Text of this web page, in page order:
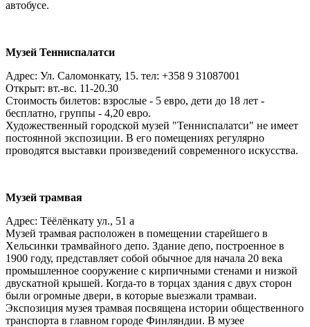
автобусе.
Музей Тенниспалатси
Адрес: Ул. Саломонкату, 15. тел: +358 9 31087001
Открыт: вт.-вс. 11-20.30
Стоимость билетов: взрослые - 5 евро, дети до 18 лет -
бесплатно, группы - 4,20 евро.
Художественный городской музей "Тенниспалатси" не имеет
постоянной экспозиции. В его помещениях регулярно
проводятся выставки произведений современного искусства.
Музей трамвая
Адрес: Тёёлёнкату ул., 51 а
Музей трамвая расположен в помещении старейшего в
Хельсинки трамвайного депо. Здание депо, построенное в
1900 году, представляет собой обычное для начала 20 века
промышленное сооружение с кирпичными стенами и низкой
двускатной крышей. Когда-то в торцах здания с двух сторон
были огромные двери, в которые выезжали трамваи.
Экспозиция музея трамвая посвящена истории общественного
транспорта в главном городе Финляндии. В музее